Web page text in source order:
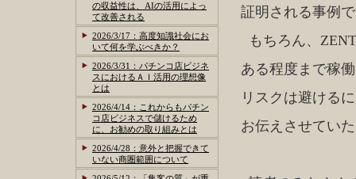
証明される事例
もちろん、
ある程度まで稼
リスクは避ける
お伝えさせてい
の収益性は、AIの活用によっ
て改善される
2026/3/17：高度知識社会にお
いて何を学ぶべきか？
2026/3/31：パチンコ店ビジネ
スにおけるＡＩ活用の理想像
とは
2026/4/14：これからもパチン
コ店ビジネスで儲けるため
に、お勧めの取り組みとは
2026/4/28：意外と把握できて
いない商圏範囲について